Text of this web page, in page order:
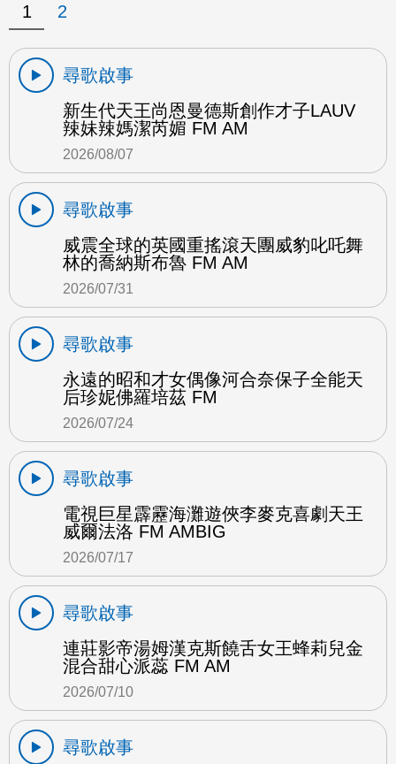
1 2
尋歌啟事
新生代天王尚恩曼德斯創作才子LAUV
辣妹辣媽潔芮媚 FM AM
2026/08/07
尋歌啟事
威震全球的英國重搖滾天團威豹叱吒舞
林的喬納斯布魯 FM AM
2026/07/31
尋歌啟事
永遠的昭和才女偶像河合奈保子全能天
后珍妮佛羅培茲 FM
2026/07/24
尋歌啟事
電視巨星霹靂海灘遊俠李麥克喜劇天王
威爾法洛 FM AMBIG
2026/07/17
尋歌啟事
連莊影帝湯姆漢克斯饒舌女王蜂莉兒金
混合甜心派蕊 FM AM
2026/07/10
尋歌啟事